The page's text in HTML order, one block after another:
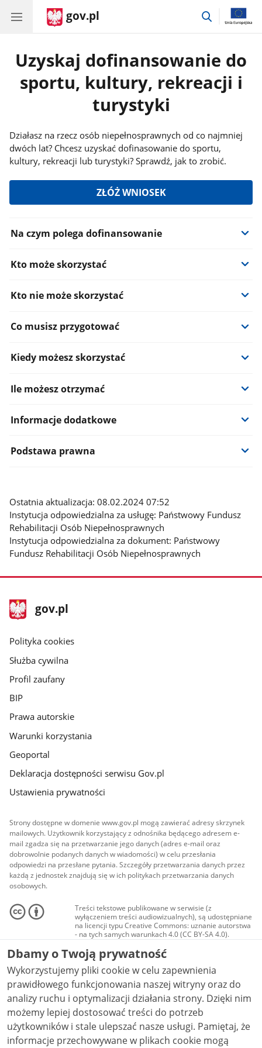
gov.pl
przejdź
Uzyskaj dofinansowanie do
sportu, kultury, rekreacji i
turystyki
Działasz na rzecz osób niepełnosprawnych od co najmniej
dwóch lat? Chcesz uzyskać dofinasowanie do sportu,
kultury, rekreacji lub turystyki? Sprawdź, jak to zrobić.
ZŁÓŻ WNIOSEK
Informacje:
Na czym polega dofinansowanie
Kto może skorzystać
Kto nie może skorzystać
Co musisz przygotować
Kiedy możesz skorzystać
Ile możesz otrzymać
Informacje dodatkowe
Podstawa prawna
Ostatnia aktualizacja: 08.02.2024 07:52
Instytucja odpowiedzialna za usługę: Państwowy Fundusz
Rehabilitacji Osób Niepełnosprawnych
Instytucja odpowiedzialna za dokument: Państwowy
Fundusz Rehabilitacji Osób Niepełnosprawnych
stopka
gov.pl
Strona
gov.pl
gov.pl
Polityka cookies
Służba cywilna
Profil zaufany
BIP
Prawa autorskie
Warunki korzystania
Geoportal
Deklaracja dostępności serwisu Gov.pl
Ustawienia prywatności
Strony dostępne w domenie www.gov.pl mogą zawierać adresy skrzynek
mailowych. Użytkownik korzystający z odnośnika będącego adresem e-
mail zgadza się na przetwarzanie jego danych (adres e-mail oraz
dobrowolnie podanych danych w wiadomości) w celu przesłania
odpowiedzi na przesłane pytania. Szczegóły przetwarzania danych przez
każdą z jednostek znajdują się w ich politykach przetwarzania danych
osobowych.
Treści tekstowe publikowane w serwisie (z
wyłączeniem treści audiowizualnych), są udostępniane
na licencji typu Creative Commons: uznanie autorstwa
- na tych samych warunkach 4.0 (CC BY-SA 4.0).
Materiały audiowizualne, w tym zdjęcia, materiały
audio i wideo, są udostępniane na licencji typu
Creative Commons: uznanie autorstwa użycie
niekomercyjne - bez utworów zależnych 4.0 (CC BY-
NC-ND 4.0), o ile nie jest to stwierdzone inaczej.
Dbamy o Twoją prywatność
Wykorzystujemy pliki cookie w celu zapewnienia
prawidłowego funkcjonowania naszej witryny oraz do
analizy ruchu i optymalizacji działania strony. Dzięki nim
możemy lepiej dostosować treści do potrzeb
użytkowników i stale ulepszać nasze usługi. Pamiętaj, że
informacje przechowywane w plikach cookie mogą